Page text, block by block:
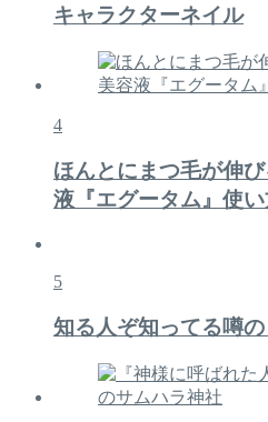
キャラクターネイル
4
ほんとにまつ毛が伸
液『エグータム』使い
5
知る人ぞ知ってる噂